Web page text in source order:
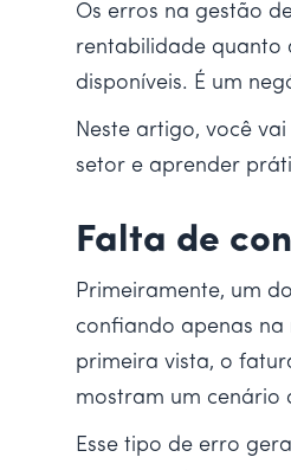
Os erros na gestão
rentabilidade quanto
disponíveis. É um
Neste artigo, você
setor e aprender
Falta de
Primeiramente, um
confiando apenas
primeira vista, o
mostram um cenário
Esse tipo de erro